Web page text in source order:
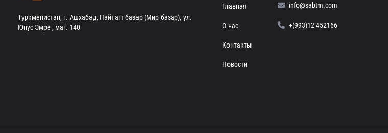
Туркменистан, г. Ашхабад, Пайтагт базар (Мир базар), ул.
Юнус Эмре , маг. 140
Главная
О нас
Контакты
Новости
info@sabtm.com
+(993)12 452166